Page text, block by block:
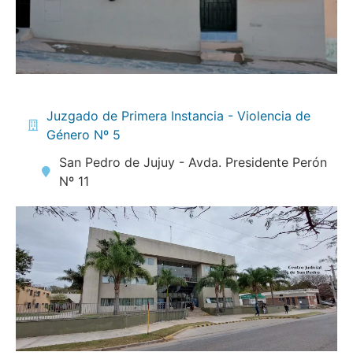
Juzgado de Primera Instancia - Violencia de
Género Nº 5
San Pedro de Jujuy - Avda. Presidente Perón
Nº 11